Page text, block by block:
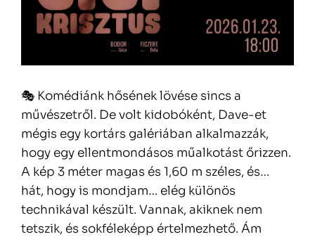
🎭 Komédiánk hősének lövése sincs a
művészetről. De volt kidobóként, Dave-et
mégis egy kortárs galériában alkalmazzák,
hogy egy ellentmondásos műalkotást őrizzen.
A kép 3 méter magas és 1,60 m széles, és…
hát, hogy is mondjam… elég különös
technikával készült. Vannak, akiknek nem
tetszik, és sokféleképp értelmezhető. Ám